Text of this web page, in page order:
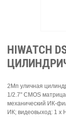
HIWATCH
2Мп уличная
1/2.7" CMOS
механический ИК-
ИК; видеовыход: 1 х